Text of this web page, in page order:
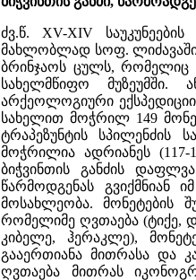
ძვ.წ. XV-XIV
მახლობლად სოფ.
ბრინჯაოს ცულს, რომელიც
სახელმწიფო მუზეუმში.
არქეოლოგიური
სახელით მოჭრილ 149
ტრაპეზუნტის სპილენძის
მოჭრილია ადრიანეს (117-
ბიჭვინთის განძის
წარმოდგენას გვიქმნიან
მოსახლეობა. მონეტების
რომელიმე ღვთაება (ტიქე,
კიბელე, ჰერაკლე),
გააერთიანა მითრასა და
ღვთაება მითრას